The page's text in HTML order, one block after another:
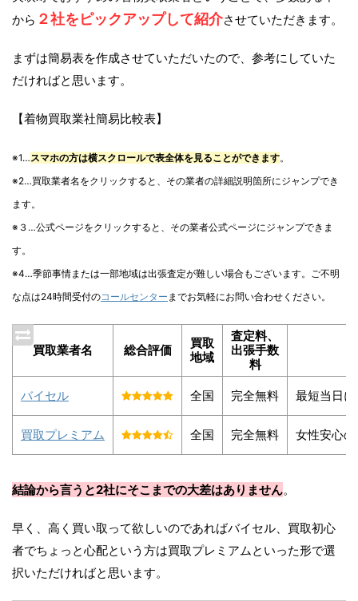
から ２社をピックアップして紹介させていただきます。
まずは簡易表を作成させていただいたので、参考にしていた
だければと思います。
【着物買取業社簡易比較表】
※1… スマホの方は横スクロールで表全体を見ることができます。
※2…買取業者名をクリックすると、その業者の詳細説明箇所にジャンプでき
ます。
※３…公式ページをクリックすると、その業者公式ページにジャンプできま
す。
※4…季節事情または一部地域は出張査定が難しい場合もございます。ご不明
な点は24時間受付のコールセンター までお気軽にお問い合わせください。
買取業者名 総合評価
買取
地域
査定料、
出張手数
料
バイセル 全国 完全無料 最短当日
買取プレミアム 全国 完全無料 女性安心
結論から言うと2社にそこまでの大差はありません。
早く、高く買い取って欲しいのであればバイセル、買取初心
者でちょっと心配という方は買取プレミアムといった形で選
択いただければと思います。